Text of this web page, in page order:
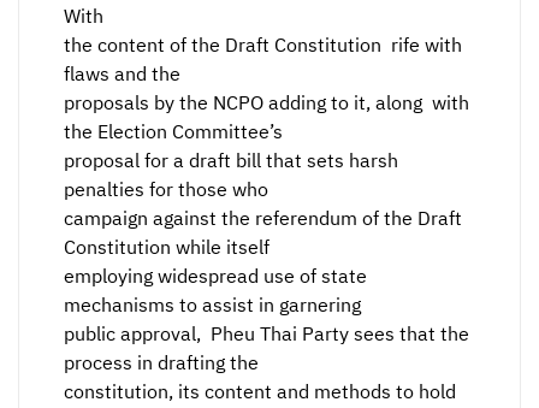
With
the content of the Draft Constitution rife with
flaws and the
proposals by the NCPO adding to it, along with
the Election Committee’s
proposal for a draft bill that sets harsh
penalties for those who
campaign against the referendum of the Draft
Constitution while itself
employing widespread use of state
mechanisms to assist in garnering
public approval, Pheu Thai Party sees that the
process in drafting the
constitution, its content and methods to hold